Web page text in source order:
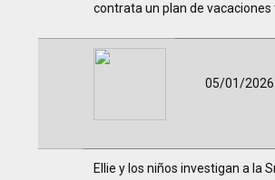
contrata un plan de vacaciones
05/01/2026
Ellie y los niños investigan a la